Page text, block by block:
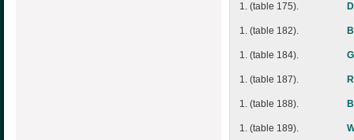
1. (table 175).
1. (table 182).
1. (table 184).
1. (table 187).
1. (table 188).
1. (table 189).